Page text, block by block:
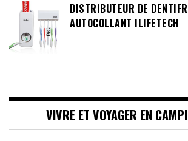
DISTRIBUTEUR DE
AUTOCOLLANT ILIFETECH
VIVRE ET VOYAGER EN